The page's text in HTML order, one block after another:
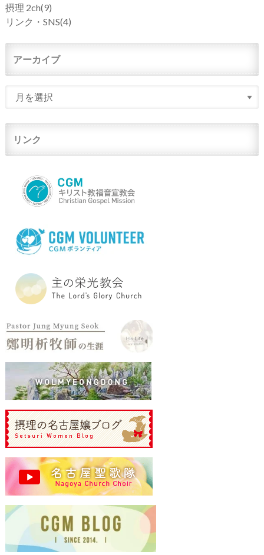
摂理 2ch(9)
リンク・SNS(4)
アーカイブ
リンク